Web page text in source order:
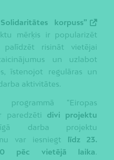
korpuss”
mērķis ir popularizēt
risināt vietējai
un uzlabot
īstenojot regulāras un
aktivitātes.
“Eiropas
paredzēti divi projektu
darba projektu
var iesniegt līdz 23.
pēc vietējā laika.